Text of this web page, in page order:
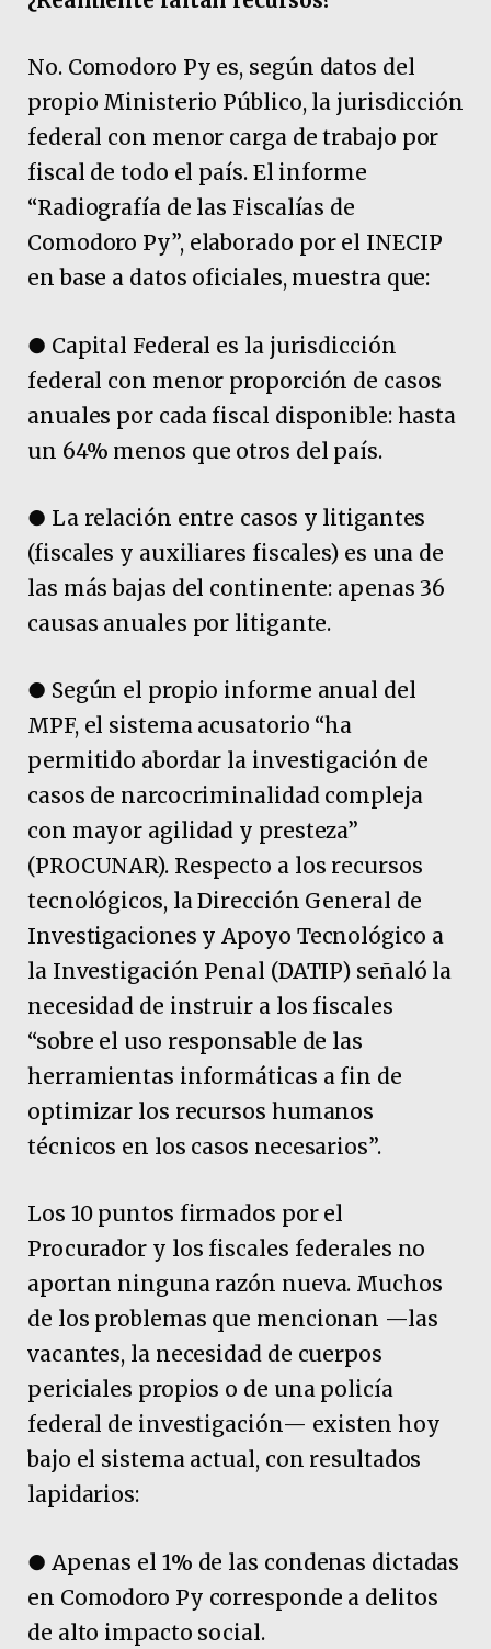
No. Comodoro Py es, según datos del
propio Ministerio Público, la jurisdicción
federal con menor carga de trabajo por
fiscal de todo el país. El informe
“Radiografía de las Fiscalías de
Comodoro Py”, elaborado por el INECIP
en base a datos oficiales, muestra que:
● Capital Federal es la jurisdicción
federal con menor proporción de casos
anuales por cada fiscal disponible: hasta
un 64% menos que otros del país.
● La relación entre casos y litigantes
(fiscales y auxiliares fiscales) es una de
las más bajas del continente: apenas 36
causas anuales por litigante.
● Según el propio informe anual del
MPF, el sistema acusatorio “ha
permitido abordar la investigación de
casos de narcocriminalidad compleja
con mayor agilidad y presteza”
(PROCUNAR). Respecto a los recursos
tecnológicos, la Dirección General de
Investigaciones y Apoyo Tecnológico a
la Investigación Penal (DATIP) señaló la
necesidad de instruir a los fiscales
“sobre el uso responsable de las
herramientas informáticas a fin de
optimizar los recursos humanos
técnicos en los casos necesarios”.
Los 10 puntos firmados por el
Procurador y los fiscales federales no
aportan ninguna razón nueva. Muchos
de los problemas que mencionan —las
vacantes, la necesidad de cuerpos
periciales propios o de una policía
federal de investigación— existen hoy
bajo el sistema actual, con resultados
lapidarios:
● Apenas el 1% de las condenas dictadas
en Comodoro Py corresponde a delitos
de alto impacto social.